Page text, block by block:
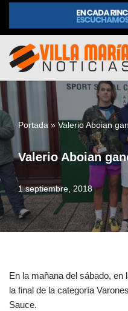
al
contenido
Portada » Valerio Aboian
Valerio Aboian
1 septiembre, 2018
En la mañana del sábado,
la final de la categoría
Sauce.